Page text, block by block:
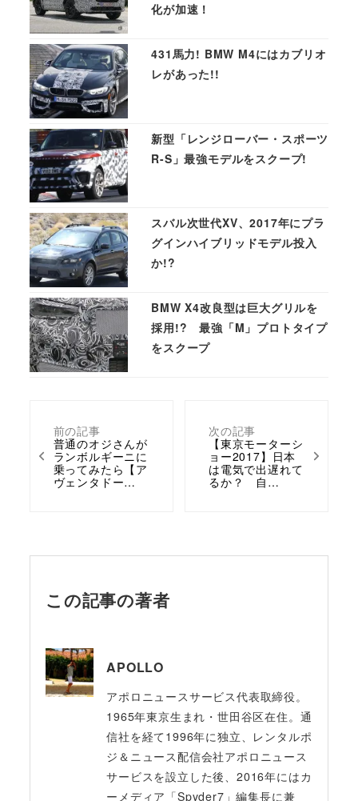
前の記事
普通のオジさんが
ランボルギーニに
乗ってみたら【ア
ヴェンタドー…
次の記事
【東京モーターシ
ョー2017】日本
は電気で出遅れて
るか？ 自…
化が加速！
431馬力! BMW M4にはカブリオ
レがあった!!
新型「レンジローバー・スポーツ
R-S」最強モデルをスクープ!
スバル次世代XV、2017年にプラ
グインハイブリッドモデル投入
か!?
BMW X4改良型は巨大グリルを
採用!? 最強「M」プロトタイプ
をスクープ
この記事の著者
APOLLO
アポロニュースサービス代表取締役。
1965年東京生まれ・世田谷区在住。通
信社を経て1996年に独立、レンタルポ
ジ＆ニュース配信会社アポロニュース
サービスを設立した後、2016年にはカ
ーメディア「Spyder7」編集長に兼